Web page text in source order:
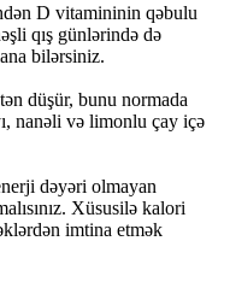
D vitamininin qəbulu
qış günlərində də
bilərsiniz.
düşür, bunu normada
nanəli və limonlu çay içə
dəyəri olmayan
Xüsusilə kalori
imtina etmək